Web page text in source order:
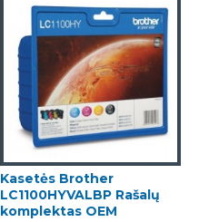
Kasetės Brother
LC1100HYVALBP Rašalų
komplektas OEM